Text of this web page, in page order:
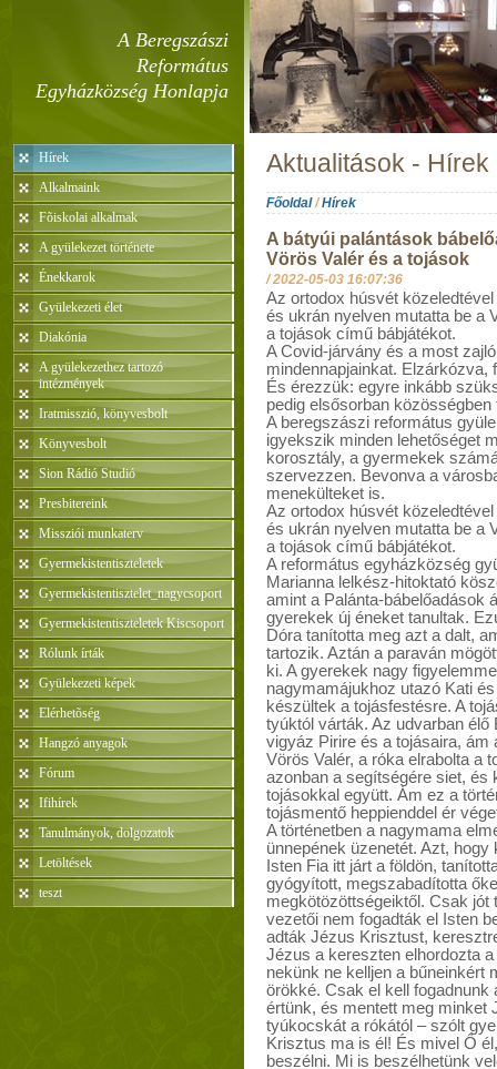
A Beregszászi
Református
Egyházközség Honlapja
Hírek
Alkalmaink
Fõiskolai alkalmak
A gyülekezet története
Énekkarok
Gyülekezeti élet
Diakónia
A gyülekezethez tartozó
intézmények
Iratmisszió, könyvesbolt
Könyvesbolt
Sion Rádió Studió
Presbitereink
Missziói munkaterv
Gyermekistentiszteletek
Gyermekistentisztelet_nagycsoport
Gyermekistentiszteletek Kiscsoport
Rólunk írták
Gyülekezeti képek
Elérhetõség
Hangzó anyagok
Fórum
Ifihírek
Tanulmányok, dolgozatok
Letöltések
teszt
Aktualitások - Hírek
Főoldal/Hírek
A bátyúi palántások
Vörös Valér és a tojások
/2022-05-03 16:07:36
Az ortodox húsvét
és ukrán nyelven mutatta be a
a tojások című bábjátékot.
A Covid-járvány és a most
mindennapjainkat. Elzárkózva,
És érezzük: egyre inkább
pedig elsősorban közösségben
A beregszászi református
igyekszik minden lehetőséget
korosztály, a gyermekek
szervezzen. Bevonva a
menekülteket is.
Az ortodox húsvét
és ukrán nyelven mutatta be a
a tojások című bábjátékot.
A református egyházközség
Marianna lelkész-hitoktató
amint a Palánta-bábelőadások
gyerekek új éneket tanultak.
Dóra tanította meg azt a dalt,
tartozik. Aztán a paraván
ki. A gyerekek nagy
nagymamájukhoz utazó Kati
készültek a tojásfestésre. A
tyúktól várták. Az udvarban
vigyáz Pirire és a tojásaira,
Vörös Valér, a róka elrabolta a
azonban a segítségére siet, és
tojásokkal együtt. Ám ez a
tojásmentő heppienddel ér
A történetben a nagymama
ünnepének üzenetét. Azt,
Isten Fia itt járt a földön,
gyógyított, megszabadította
megkötözöttségeiktől. Csak
vezetői nem fogadták el Isten
adták Jézus Krisztust,
Jézus a kereszten elhordozta
nekünk ne kelljen a bűneinkért
örökké. Csak el kell fogadnunk
értünk, és mentett meg minket
tyúkocskát a rókától – szólt
Krisztus ma is él! És mivel Ő
beszélni. Mi is beszélhetünk